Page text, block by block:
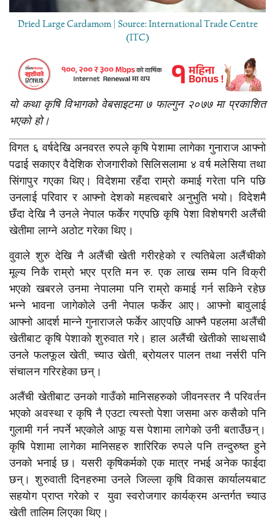
Dried Large Cardamom | Source: International Trade Centre
(ITC)
यो कथा कृषि विभागको वेबसाइटमा ७ फाल्गुन २०७७ मा प्रकाशित
भएको हो।
विगत ६ वर्षदेखि अनवरत रुपले कृषि पेशामा लागेका गुनाराज आफ्नो
पढाई सकाएर वैदेशिक रोजगारीको सिलिसलामा ४ वर्ष मलेसिया तथा
सिंगापुर गएका थिए। विदेशमा रहँदा राम्रो कमाई गरेता पनि पछि
उनलाई परिवार र आफ्नो देशको महत्वबारे अनुभुति भयो। विदेशमै
छँदा देखि नै उनले नेपाल फर्केर गएपछि कृषि पेशा विशेषगरी अलैंची
खेतीमा लाग्ने अठोट गरेका थिए।
वुवाले शुरु देखि नै अलैंची खेती गरीरहेको र त्यतिबेला अलैंचीको
मूल्य निकै राम्रो भएर प्रति मन रु. एक लाख सम्म पनि विक्री
भएको खबरले उनमा नेपालमा पनि राम्रो कमाई गर्न सकिने रहेछ
भन्ने भावना जागेकोले उनी नेपाल फर्केर आए। आफ्नो बावुलाई
आफ्नो आदर्श मान्ने गुनाराजले फर्केर आएपछि आफ्नै पहलमा अलैंची
खेतीबाट कृषि पेशाको शुरुवात गरे। हाल अलैंची खेतीको साथसाथै
उनले फलफूल खेती, च्याउ खेती, ब्रोयलर पालन तथा नर्सरी पनि
संचालन गरिरहेका छन्।
अलैंची खेतीबाट उनको गाउँको मानिसहरुको जीवनस्तर नै परिवर्तन
भएको अवस्था र कृषि नै एउटा त्यस्तो पेशा जसमा अरु कसैको पनि
गुलामी गर्न नपर्ने भएकोले आफू यस पेशामा लागेको उनी बताउँछन्।
कृषि पेशामा लागेका मानिसहरु शारिरिक रुपले पनि तन्दुरुष्त हुने
उनको भनाई छ। यसरी कृषिकर्मको एक मात्र नभई अनेक फाईदा
छन्। शुरुवाती दिनहरुमा उनले जिल्ला कृषि विकास कार्यालयबाट
सहयोग प्राप्त गरेको र युवा स्वरोजगार कार्यक्रम अन्तर्गत च्याउ
खेती तालिम लिएका थिए।